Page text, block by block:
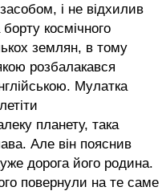
і не відхилив
космічного
землян, в тому
розбалакався
Мулатка
планету, така
Але він пояснив
дорога його родина.
повернули на те саме